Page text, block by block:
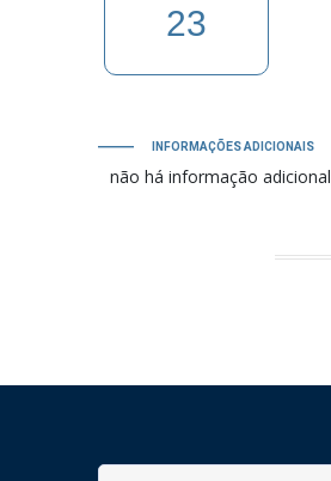
23
INFORMAÇÕES ADICIONAIS
não há informação adicional